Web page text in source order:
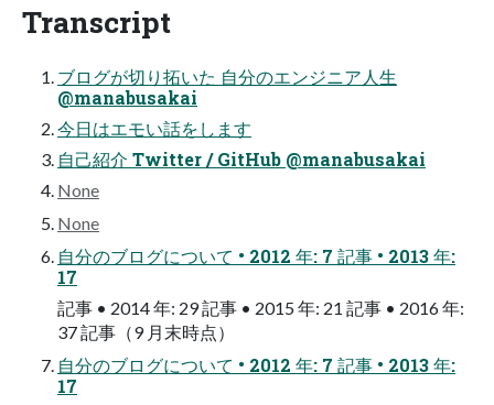
Transcript
ブログが切り拓いた 自分のエンジニア人生
@manabusakai
今日はエモい話をします
自己紹介 Twitter / GitHub @manabusakai
None
None
自分のブログについて • 2012 年: 7 記事 • 2013 年:
17
記事 • 2014 年: 29 記事 • 2015 年: 21 記事 • 2016 年:
37 記事（9 月末時点）
自分のブログについて • 2012 年: 7 記事 • 2013 年:
17